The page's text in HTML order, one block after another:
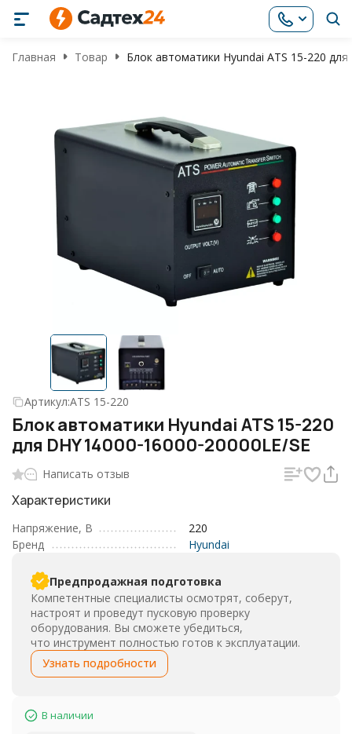
Главная Товар Блок автоматики Hyundai ATS 15-220
Артикул:ATS 15-220
Блок автоматики Hyundai ATS 15-220
для DHY 14000-16000-20000LE/SE
Написать отзыв
Характеристики
Напряжение, В
220
Бренд
Hyundai
Предпродажная подготовка
Компетентные специалисты осмотрят, соберут,
настроят и проведут пусковую проверку
оборудования. Вы сможете убедиться,
что инструмент полностью готов к эксплуатации.
Узнать подробности
В наличии